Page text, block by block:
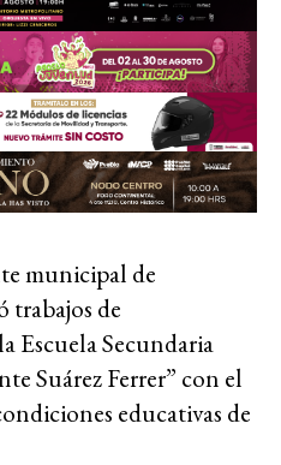
municipal de
trabajos de
Escuela Secundaria
Suárez Ferrer” con el
educativas de